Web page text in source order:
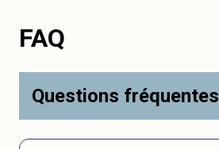
FAQ
Questions fréquentes